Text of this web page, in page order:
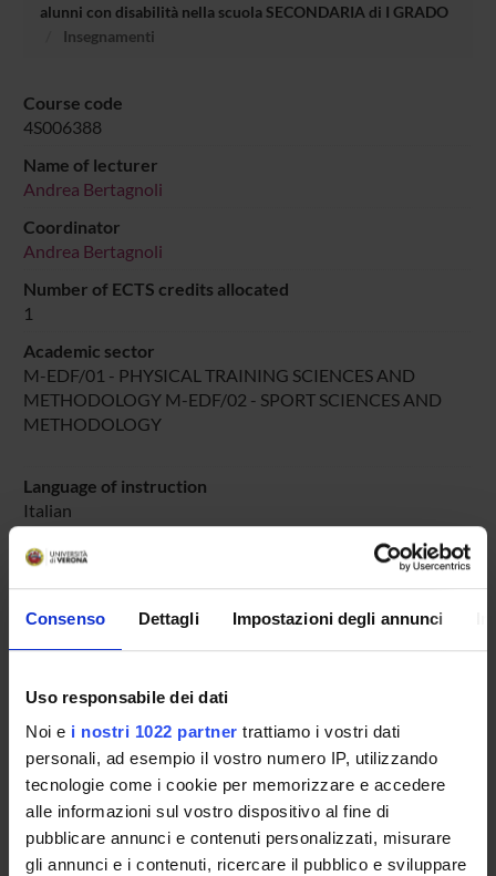
Consenso Dettagli Impostazioni degli annunci
Uso responsabile dei dati
Noi e i nostri 1022 partner trattiamo i vostri dati
personali, ad esempio il vostro numero IP, utilizzando
tecnologie come i cookie per memorizzare e accedere
alle informazioni sul vostro dispositivo al fine di
pubblicare annunci e contenuti personalizzati, misurare
gli annunci e i contenuti, ricercare il pubblico e sviluppare
alunni con disabilità nella scuola SECONDARIA di I GRADO
Insegnamenti
Course code
4S006388
Name of lecturer
Andrea Bertagnoli
Coordinator
Andrea Bertagnoli
Number of ECTS credits allocated
1
Academic sector
M-EDF/01 - PHYSICAL TRAINING SCIENCES AND
METHODOLOGY M-EDF/02 - SPORT SCIENCES AND
METHODOLOGY
Language of instruction
Italian
Period
DIDATTICA SOSTEGNO
dal Oct 4, 2024 al Jun 30, 2025.
Course news
Go to lesson schedule